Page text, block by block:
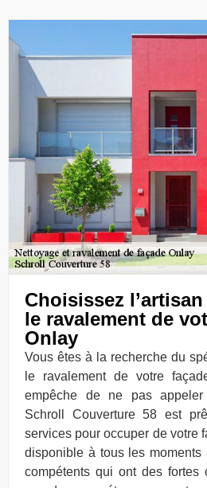
Choisissez
le ravalement de
Onlay
Vous êtes à la recherche du
le ravalement de votre
empêche de ne pas
Schroll Couverture 58 est
services pour occuper de votre
disponible à tous les moments
compétents qui ont des fortes